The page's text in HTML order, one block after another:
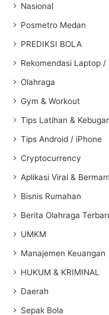
Nasional
Posmetro Medan
PREDIKSI BOLA
Rekomendasi Laptop /
Olahraga
Gym & Workout
Tips Latihan &
Tips Android / iPhone
Cryptocurrency
Aplikasi Viral &
Bisnis Rumahan
Berita Olahraga
UMKM
Manajemen Keuangan
HUKUM & KRIMINAL
Daerah
Sepak Bola